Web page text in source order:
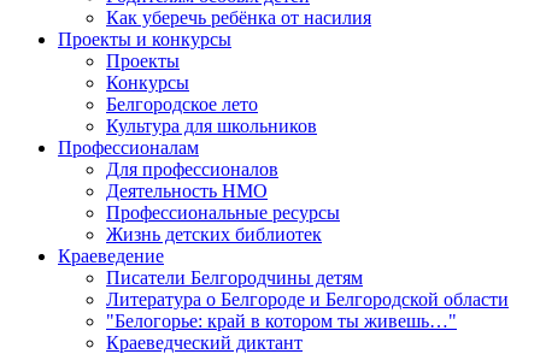
Как уберечь ребёнка от насилия
Проекты и конкурсы
Проекты
Конкурсы
Белгородское лето
Культура для школьников
Профессионалам
Для профессионалов
Деятельность НМО
Профессиональные ресурсы
Жизнь детских библиотек
Краеведение
Писатели Белгородчины детям
Литература о Белгороде и Белгородской области
"Белогорье: край в котором ты живешь…"
Краеведческий диктант